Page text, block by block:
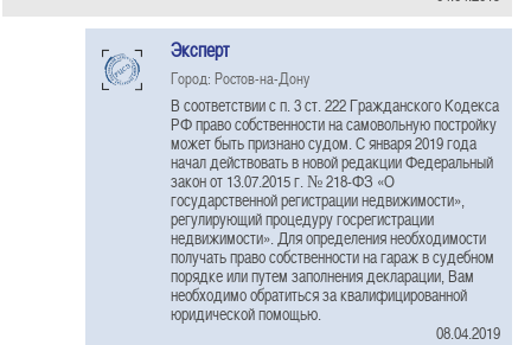
Эксперт
Город: Ростов-на-Дону
В соответствии с п. 3 ст. 222 Гражданского Кодекса
РФ право собственности на самовольную постройку
может быть признано судом. С января 2019 года
начал действовать в новой редакции Федеральный
закон от 13.07.2015 г. № 218-ФЗ «О
государственной регистрации недвижимости»,
регулирующий процедуру госрегистрации
недвижимости». Для определения необходимости
получать право собственности на гараж в судебном
порядке или путем заполнения декларации, Вам
необходимо обратиться за квалифицированной
юридической помощью.
08.04.2019